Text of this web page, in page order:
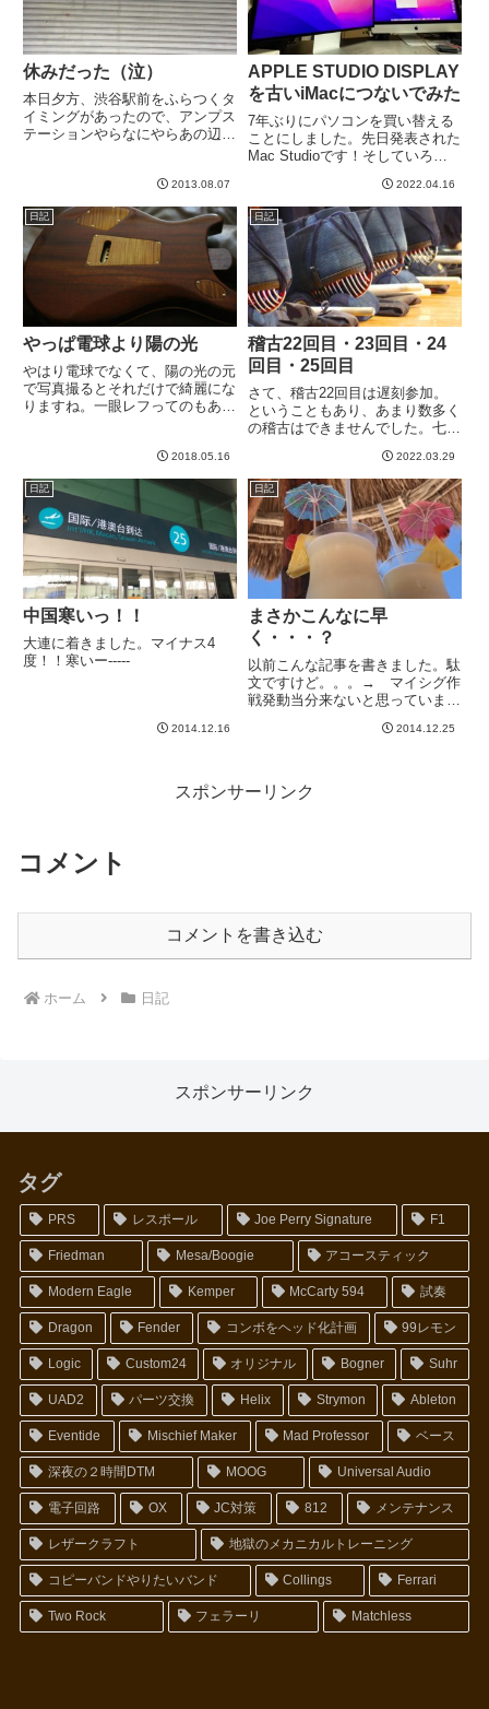
休みだった（泣）
本日夕方、渋谷駅前をふらつくタ
イミングがあったので、アンプス
テーションやらなにやらあの辺一
う！といってみたら、あらー、残
念orz-----
2013.08.07
APPLE STUDIO DISPLAY
を古いiMacにつないでみた
7年ぶりにパソコンを買い替える
ことにしました。先日発表された
Mac Studioです！そしていろい
Displayも導入。しかも２
枚。。。というわけで到着を楽し
みにしていたのですが、上海のロ
ックダウンの影響で、...
2022.04.16
日記
やっぱ電球より陽の光
やはり電球でなくて、陽の光の元
で写真撮るとそれだけで綺麗にな
りますね。一眼レフってのもある
ぱ一眼レフの方が「なんとなくい
い感じ」になるのは、やっぱりレ
ンズとか光学系の威力なんで...
2018.05.16
日記
稽古22回目・23回目・24
回目・25回目
さて、稽古22回目は遅刻参加。
ということもあり、あまり数多く
の稽古はできませんでした。七段
ゃるのですが、そのうち最も若い
先生に稽古後、御礼をいいに行
く。通常であればなにかアドバイ
スをいただけるところなのです
が、...
2022.03.29
日記
中国寒いっ！！
大連に着きました。マイナス4
度！！寒いー-----
2014.12.16
日記
まさかこんなに早
く・・・？
以前こんな記事を書きました。駄
文ですけど。。。→ マイシグ作
戦発動当分来ないと思っていまし
か。お店の人も、少なくとも
私の気持ち的にはそれでも早い。
少...
2014.12.25
スポンサーリンク
コメント
コメントを書き込む
ホーム 日記
スポンサーリンク
タグ
PRS レスポール Joe Perry Signature F1
Friedman Mesa/Boogie アコースティック
Modern Eagle Kemper McCarty 594 試奏
Dragon Fender コンボをヘッド化計画 99レモン
Logic Custom24 オリジナル Bogner Suhr
UAD2 パーツ交換 Helix Strymon Ableton
Eventide Mischief Maker Mad Professor ベース
深夜の２時間DTM MOOG Universal Audio
電子回路 OX JC対策 812 メンテナンス
レザークラフト 地獄のメカニカルトレーニング
コピーバンドやりたいバンド Collings Ferrari
Two Rock フェラーリ Matchless